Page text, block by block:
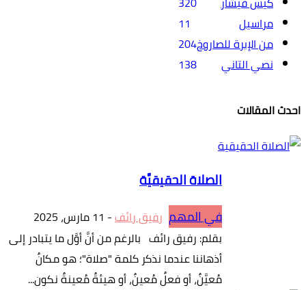
مراسيل
11
من الإبرة للصاروخ204
نصي التاني
138
احدث المقالات
الصلاة الحقيقيَّة
في المهم رفيق رائف- 11 مارس، 2025
بقلم: رفيق رائف بالرغم من أنَّ أوَّل ما يتبادر إلى
أذهاننا عندما نذكر كلمة "صلاة"؛ هو مكانٌ
مُعيَّنٌ، أو فعلٌ مُعينٌ، أو هيئةٌ مُعينةٌ نكون...